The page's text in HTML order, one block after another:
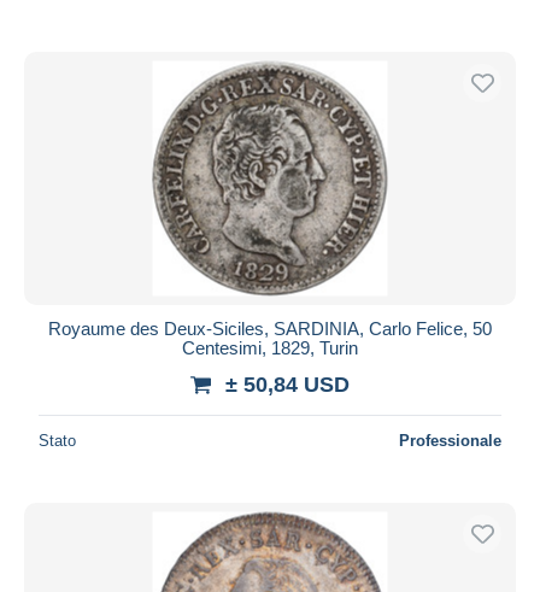
Royaume des Deux-Siciles, SARDINIA, Carlo Felice, 50
Centesimi, 1829, Turin
± 50,84 USD
Stato Professionale